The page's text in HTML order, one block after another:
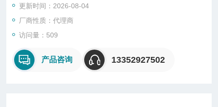
更新时间：2026-08-04
厂商性质：代理商
访问量：509
产品咨询 13352927502